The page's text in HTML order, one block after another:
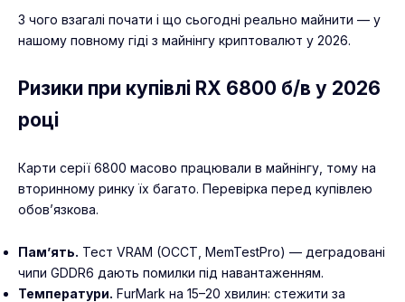
З чого взагалі почати і що сьогодні реально майнити — у
нашому повному гіді з майнінгу криптовалют у 2026.
Ризики при купівлі RX 6800 б/в у 2026
році
Карти серії 6800 масово працювали в майнінгу, тому на
вторинному ринку їх багато. Перевірка перед купівлею
обов’язкова.
Пам’ять. Тест VRAM (OCCT, MemTestPro) — деградовані
чипи GDDR6 дають помилки під навантаженням.
Температури. FurMark на 15–20 хвилин: стежити за